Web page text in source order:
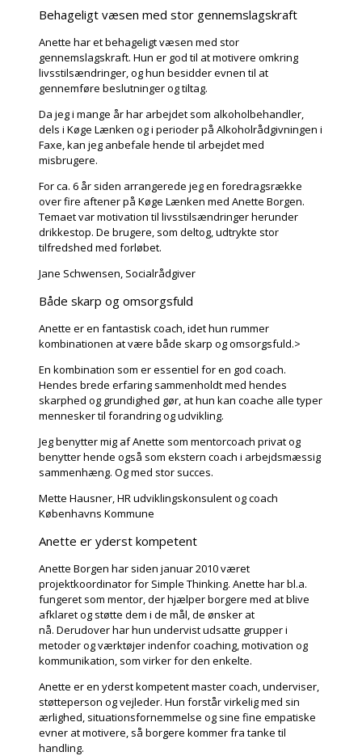
Behageligt væsen med stor gennemslagskraft
Anette har et behageligt væsen med stor
gennemslagskraft. Hun er god til at motivere omkring
livsstilsændringer, og hun besidder evnen til at
gennemføre beslutninger og tiltag.
Da jeg i mange år har arbejdet som alkoholbehandler,
dels i Køge Lænken og i perioder på Alkoholrådgivningen i
Faxe, kan jeg anbefale hende til arbejdet med
misbrugere.
For ca. 6 år siden arrangerede jeg en foredragsrække
over fire aftener på Køge Lænken med Anette Borgen.
Temaet var motivation til livsstilsændringer herunder
drikkestop. De brugere, som deltog, udtrykte stor
tilfredshed med forløbet.
Jane Schwensen, Socialrådgiver
Både skarp og omsorgsfuld
Anette er en fantastisk coach, idet hun rummer
kombinationen at være både skarp og omsorgsfuld.>
En kombination som er essentiel for en god coach.
Hendes brede erfaring sammenholdt med hendes
skarphed og grundighed gør, at hun kan coache alle typer
mennesker til forandring og udvikling.
Jeg benytter mig af Anette som mentorcoach privat og
benytter hende også som ekstern coach i arbejdsmæssig
sammenhæng. Og med stor succes.
Mette Hausner, HR udviklingskonsulent og coach
Københavns Kommune
Anette er yderst kompetent
Anette Borgen har siden januar 2010 været
projektkoordinator for Simple Thinking. Anette har bl.a.
fungeret som mentor, der hjælper borgere med at blive
afklaret og støtte dem i de mål, de ønsker at
nå. Derudover har hun undervist udsatte grupper i
metoder og værktøjer indenfor coaching, motivation og
kommunikation, som virker for den enkelte.
Anette er en yderst kompetent master coach, underviser,
støtteperson og vejleder. Hun forstår virkelig med sin
ærlighed, situationsfornemmelse og sine fine empatiske
evner at motivere, så borgere kommer fra tanke til
handling.